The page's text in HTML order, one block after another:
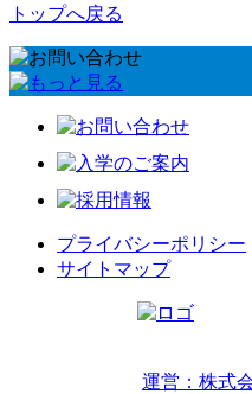
トップへ戻る
プライバシーポリシー
サイトマップ
運営：株式